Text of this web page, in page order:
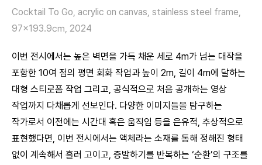
Cocktail To Go, acrylic on canvas, stainless steel frame,
97×193.9㎝, 2024
이번 전시에서는 높은 벽면을 가득 채운 세로 4m가 넘는 대작을
포함한 10여 점의 평면 회화 작업과 높이 2m, 길이 4m에 달하는
대형 스티로폼 작업 그리고, 공식적으로 처음 공개하는 영상
작업까지 다채롭게 선보인다. 다양한 이미지들을 탐구하는
작가로서 이전에는 시간대 혹은 움직임 등을 은유적, 추상적으로
표현했다면, 이번 전시에서는 액체라는 소재를 통해 정해진 형태
없이 계속해서 흘러 고이고, 증발하기를 반복하는 ‘순환’의 구조를